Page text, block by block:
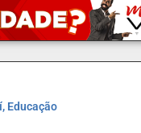
, Educação